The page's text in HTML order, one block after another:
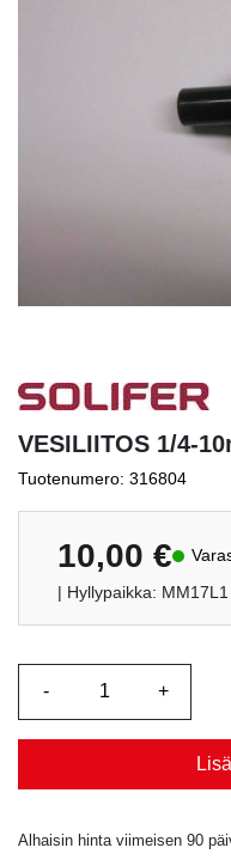
VESILIITOS 1/4-
Tuotenumero: 316804
10,00 €
| Hyllypaikka: MM17L1
Alhaisin hinta viimeisen 90